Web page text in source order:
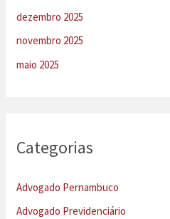
dezembro 2025
novembro 2025
maio 2025
Categorias
Advogado Pernambuco
Advogado Previdenciário